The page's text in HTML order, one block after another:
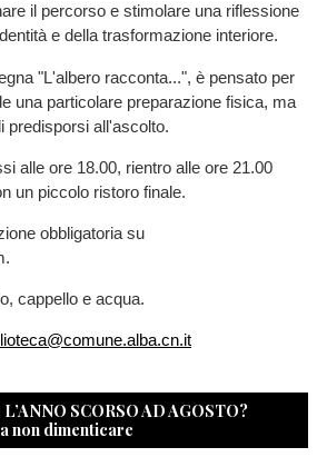
il percorso e stimolare una riflessione
e della trasformazione interiore.
"L'albero racconta...", è pensato per
una particolare preparazione fisica, ma
predisporsi all'ascolto.
alle ore 18.00, rientro alle ore 21.00
un piccolo ristoro finale.
obbligatoria su
cappello e acqua.
SCORSO AD AGOSTO?
non dimenticare